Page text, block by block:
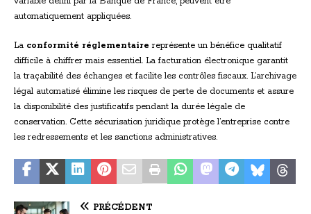
automatiquement appliquées.
La conformité réglementaire représente un bénéfice qualitatif
difficile à chiffrer mais essentiel. La facturation électronique garantit
la traçabilité des échanges et facilite les contrôles fiscaux. L’archivage
légal automatisé élimine les risques de perte de documents et assure
la disponibilité des justificatifs pendant la durée légale de
conservation. Cette sécurisation juridique protège l’entreprise contre
les redressements et les sanctions administratives.
PRÉCÉDENT